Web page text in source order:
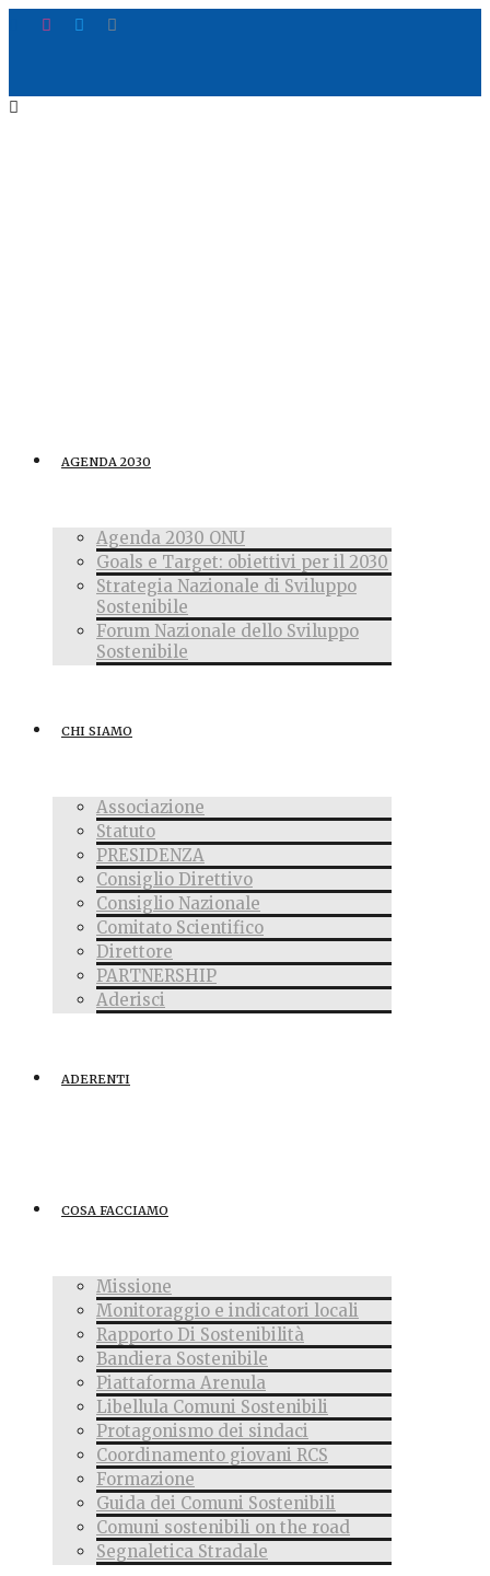
AGENDA 2030
Agenda 2030 ONU
Goals e Target: obiettivi per il 2030
Strategia Nazionale di Sviluppo
Sostenibile
Forum Nazionale dello Sviluppo
Sostenibile
CHI SIAMO
Associazione
Statuto
PRESIDENZA
Consiglio Direttivo
Consiglio Nazionale
Comitato Scientifico
Direttore
PARTNERSHIP
Aderisci
ADERENTI
COSA FACCIAMO
Missione
Monitoraggio e indicatori locali
Rapporto Di Sostenibilità
Bandiera Sostenibile
Piattaforma Arenula
Libellula Comuni Sostenibili
Protagonismo dei sindaci
Coordinamento giovani RCS
Formazione
Guida dei Comuni Sostenibili
Comuni sostenibili on the road
Segnaletica Stradale